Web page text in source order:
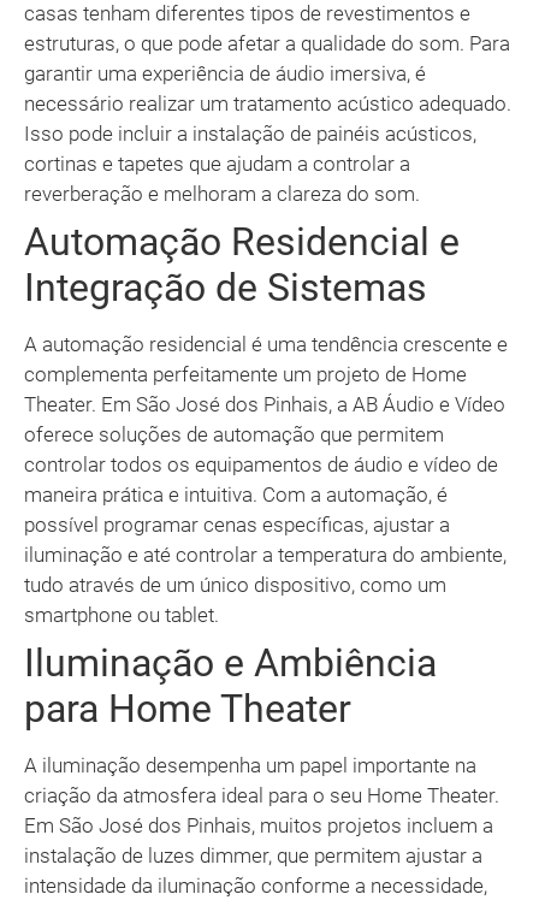
casas tenham diferentes tipos de revestimentos e
estruturas, o que pode afetar a qualidade do som. Para
garantir uma experiência de áudio imersiva, é
necessário realizar um tratamento acústico adequado.
Isso pode incluir a instalação de painéis acústicos,
cortinas e tapetes que ajudam a controlar a
reverberação e melhoram a clareza do som.
Automação Residencial e
Integração de Sistemas
A automação residencial é uma tendência crescente e
complementa perfeitamente um projeto de Home
Theater. Em São José dos Pinhais, a AB Áudio e Vídeo
oferece soluções de automação que permitem
controlar todos os equipamentos de áudio e vídeo de
maneira prática e intuitiva. Com a automação, é
possível programar cenas específicas, ajustar a
iluminação e até controlar a temperatura do ambiente,
tudo através de um único dispositivo, como um
smartphone ou tablet.
Iluminação e Ambiência
para Home Theater
A iluminação desempenha um papel importante na
criação da atmosfera ideal para o seu Home Theater.
Em São José dos Pinhais, muitos projetos incluem a
instalação de luzes dimmer, que permitem ajustar a
intensidade da iluminação conforme a necessidade,